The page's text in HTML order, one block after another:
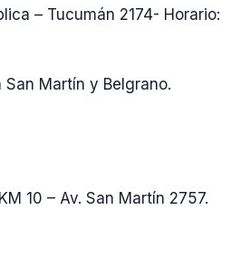
– Tucumán 2174- Horario:
San Martín y Belgrano.
10 – Av. San Martín 2757.